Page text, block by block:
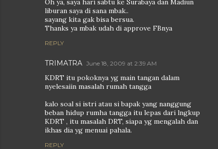
Oh ya, saya hari sabtu ke Surabaya dan Madiun
liburan saya di sana mbak..
sayang kita gak bisa bersua.
Thanks ya mbak udah di approve FBnya
REPLY
TRIMATRA June 18, 2009 at 2:39 AM
KDRT itu pokoknya yg main tangan dalam
nyelesaiin masalah rumah tangga
kalo soal si istri atau si bapak yang nanggung
beban hidup rumha tangga itu lepas dari lngkup
KDRT , itu masalah DRT, siapa yg mengalah dan
ikhas dia yg menuai pahala.
REPLY